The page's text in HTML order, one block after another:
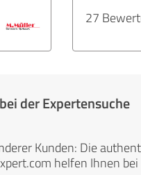
27
der Expertensuche
Kunden: Die
helfen Ihnen